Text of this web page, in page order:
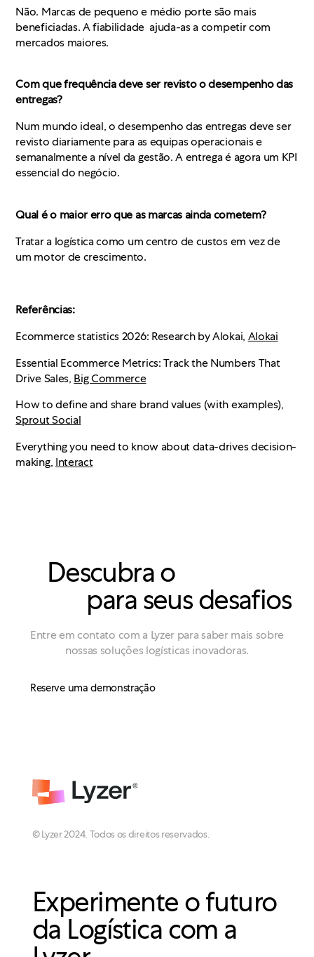
Não. Marcas de pequeno e médio porte são mais
beneficiadas. A fiabilidade ajuda-as a competir com
mercados maiores.
Com que frequência deve ser revisto o desempenho das
entregas?
Num mundo ideal, o desempenho das entregas deve ser
revisto diariamente para as equipas operacionais e
semanalmente a nível da gestão. A entrega é agora um KPI
essencial do negócio.
Qual é o maior erro que as marcas ainda cometem?
Tratar a logística como um centro de custos em vez de
um motor de crescimento.
Referências:
Ecommerce statistics 2026: Research by Alokai, Alokai
Essential Ecommerce Metrics: Track the Numbers That
Drive Sales, Big Commerce
How to define and share brand values (with examples),
Sprout Social
Everything you need to know about data-drives decision-
making, Interact
Descubra o
para seus desafios
Entre em contato com a Lyzer para saber mais sobre
nossas soluções logísticas inovadoras.
Reserve uma demonstração
© Lyzer 2024. Todos os direitos reservados.
Experimente o futuro
da Logística com a